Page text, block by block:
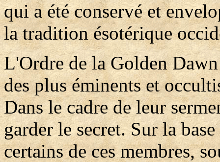
qui a été conservé et
la tradition ésotérique
L'Ordre de la Golden
des plus éminents et
Dans le cadre de leur
garder le secret. Sur la
certains de ces membres,